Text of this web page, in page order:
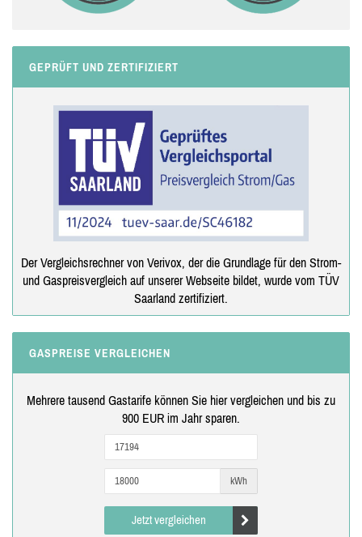
GEPRÜFT UND ZERTIFIZIERT
Der Vergleichsrechner von Verivox, der die Grundlage für den Strom-
und Gaspreisvergleich auf unserer Webseite bildet, wurde vom TÜV
Saarland zertifiziert.
GASPREISE VERGLEICHEN
Mehrere tausend Gastarife können Sie hier vergleichen und bis zu
900 EUR im Jahr sparen.
kWh
Jetzt vergleichen